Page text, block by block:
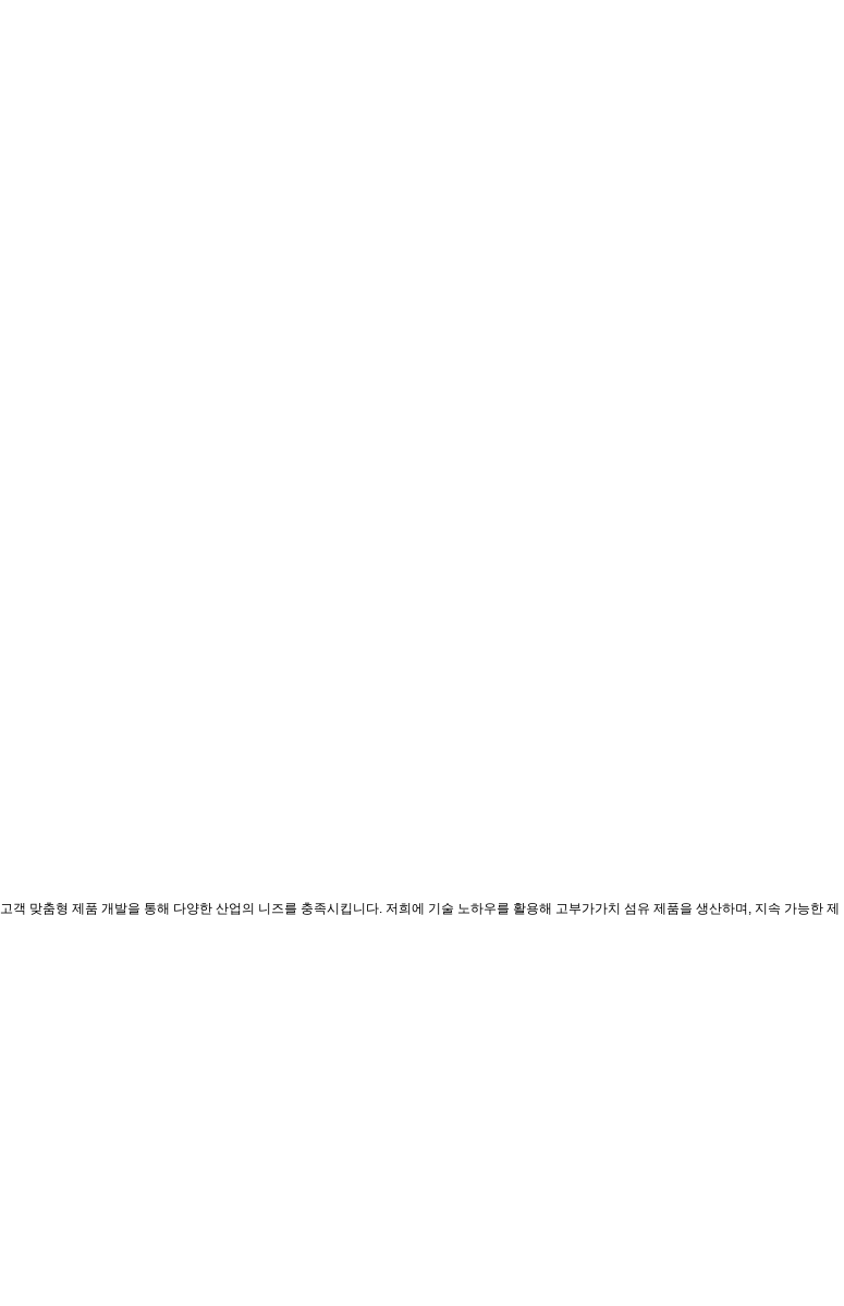
맞춤형 제품 개발을 통해 다양한 산업의 니즈를 충족시킵니다. 저희에 기술 노하우를 활용해 고부가가치 섬유 제품을 생산하며, 지속 가능한 제